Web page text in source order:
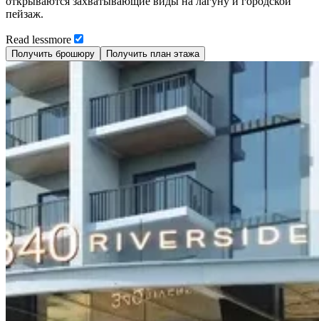
пейзаж.
Read lessmore
Получить брошюру Получить план этажа